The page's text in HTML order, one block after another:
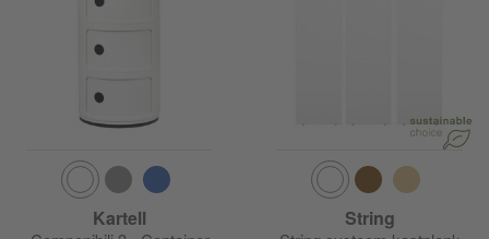
Kartell String